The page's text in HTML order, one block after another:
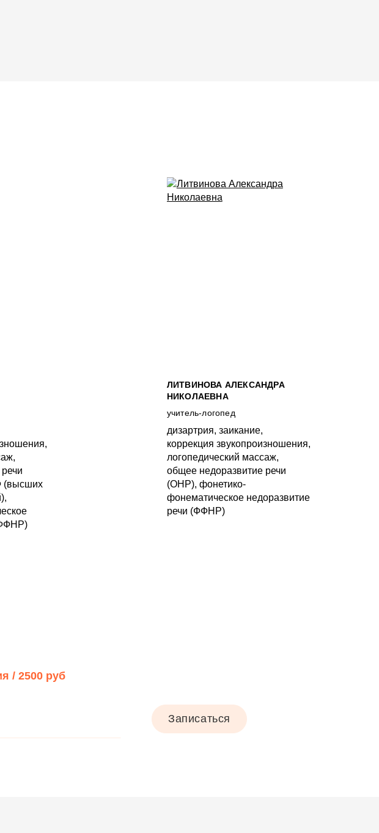
(высших
ЛИТВИНОВА АЛЕКСАНДРА
НИКОЛАЕВНА
учитель-логопед
дизартрия, заикание,
коррекция звукопроизношения,
логопедический массаж,
общее недоразвитие речи
(ОНР), фонетико-
фонематическое недоразвитие
речи (ФФНР)
/ 2500 руб
Записаться